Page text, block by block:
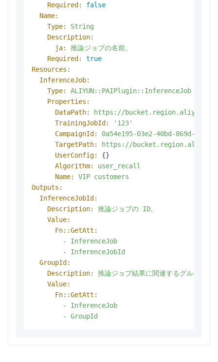
Required:
false
Name:
Type:
String
Description:
ja:
推論ジョブの名前。
Required:
true
Resources:
InferenceJob:
Type:
ALIYUN::PAIPlugin::InferenceJob
Properties:
DataPath:
https://
TrainingJobId:
'123'
CampaignId:
0a54e195-03e2-40bd-869d-
TargetPath:
https://
UserConfig:
{}
Algorithm:
user_recall
Name:
VIP customers
Outputs:
InferenceJobId:
Description:
推論ジョブの ID。
Value:
Fn::GetAtt:
-
InferenceJob
-
InferenceJobId
GroupId:
Description:
推論ジョブ結果に関連するグループ
Value:
Fn::GetAtt:
-
InferenceJob
-
GroupId